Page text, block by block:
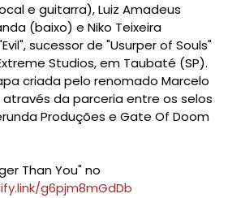
e guitarra), Luiz Amadeus
(baixo) e Niko Teixeira
sucessor de "Usurper of Souls"
Studios, em Taubaté (SP).
criada pelo renomado Marcelo
da parceria entre os selos
Produções e Gate Of Doom
Than You" no
g6pjm8mGdDb